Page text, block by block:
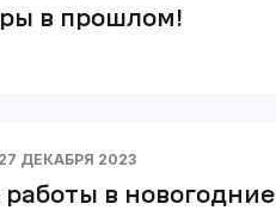
в прошлом!
27 ДЕКАБРЯ 2023
в новогодние